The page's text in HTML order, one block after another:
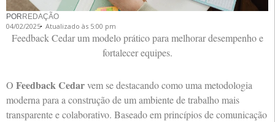
POR REDAÇÃO
04/02/2025 Atualizado às 5:00 pm
Feedback Cedar um modelo prático para melhorar desempenho e
fortalecer equipes.
O Feedback Cedarvem se destacando como uma metodologia
moderna para a construção de um ambiente de trabalho mais
transparente e colaborativo. Baseado em princípios de comunicação